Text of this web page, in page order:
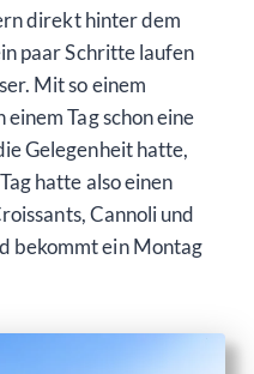
direkt hinter dem
paar Schritte laufen
Mit so einem
Tag schon eine
Gelegenheit hatte,
hatte also einen
Cannoli und
bekommt ein Montag